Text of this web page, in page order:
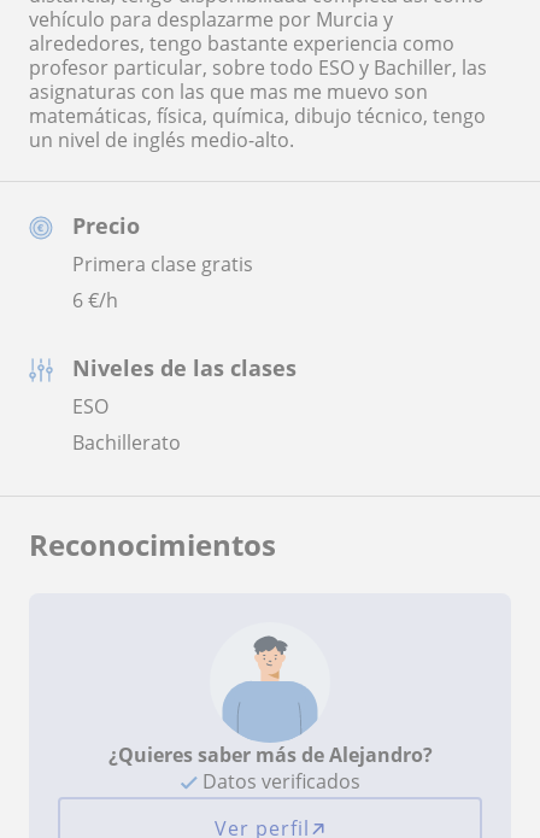
Precio
Primera clase gratis
6€/h
Niveles de las clases
ESO
Bachillerato
vehículo para desplazarme por Murcia y
alrededores, tengo bastante experiencia como
profesor particular, sobre todo ESO y Bachiller, las
asignaturas con las que mas me muevo son
matemáticas, física, química, dibujo técnico, tengo
un nivel de inglés medio-alto.
Reconocimientos
¿Quieres saber más de Alejandro?
Datos verificados
Ver perfil